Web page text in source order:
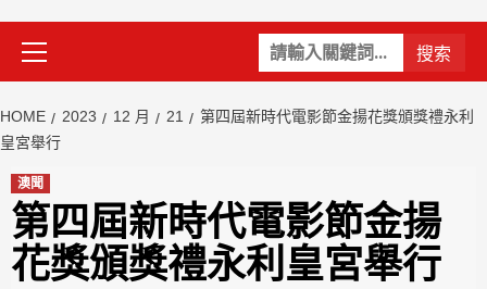
關
鍵
Primary
Menu
HOME 2023 12 月 21
第四屆新時代電影節金揚花獎頒獎禮永利
皇宮舉行
澳聞
第四屆新時代電影節金揚
花獎頒獎禮永利皇宮舉行